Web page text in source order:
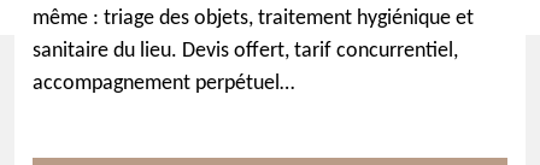
même : triage des objets, traitement hygiénique et
sanitaire du lieu. Devis offert, tarif concurrentiel,
accompagnement perpétuel…